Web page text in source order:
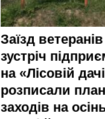
Заїзд
зустріч
на «Лісовій
розписали план
заходів на